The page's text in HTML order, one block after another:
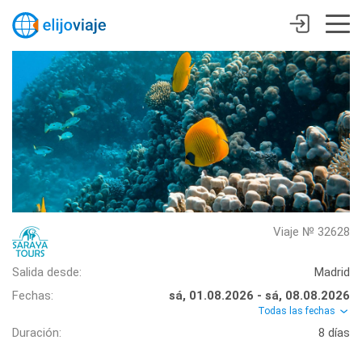
Viaje № 32628
Salida desde:
Madrid
Fechas:
sá, 01.08.2026 - sá, 08.08.2026
Todas las fechas
Duración:
8 días